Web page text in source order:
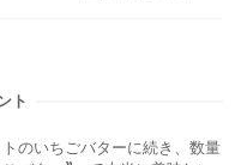
ト
のいちごバターに続き、数量